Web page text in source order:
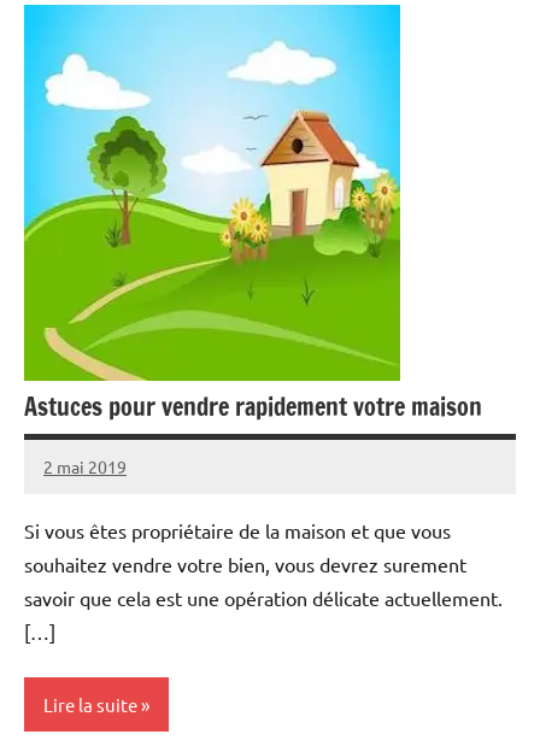
Astuces pour vendre rapidement votre maison
2 mai 2019
Melisa
Aucun
Si vous êtes propriétaire de la maison et que vous
souhaitez vendre votre bien, vous devrez surement
savoir que cela est une opération délicate actuellement.
[…]
Lire la suite